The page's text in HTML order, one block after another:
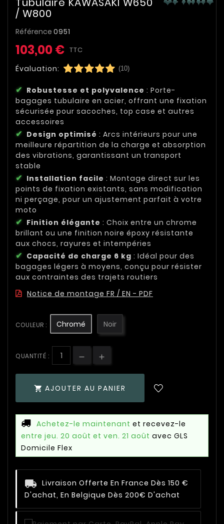
/ W800
Référence 0951
103,00 € TTC
Évaluation: (10)
Robustesse et polyvalence : Porte-
bagages tubulaire en acier, offrant une fixation
sécurisée pour sacoches, top case et autres
accessoires
Design optimisé : Arcs intérieurs pour une
meilleure répartition de la charge et absorption
des vibrations, garantissant un transport
stable
Installation facile : Montage direct sur les
points de fixation existants, sans modification
ni perçage, pour un ajustement parfait à votre
moto
Finition élégante : Choix entre un chrome
brillant ou une finition noire époxy résistante
aux chocs, rayures et intempéries
Capacité de charge 6 kg : Idéal pour des
bagages légers à moyens, conçu pour résister
aux contraintes des trajets routiers
Notice de montage FR / EN - PDF
COULEUR : Chromé Noir
QUANTITÉ :
 AJOUTER AU PANIER
Achetez-le maintenant et recevez-le
entre jeu. 20 août et ven. 21 août avec GLS
Domicile Flex
Livraison Offerte En France Dès 150 €
D'achat, En Belgique Dès 200€ D'achat